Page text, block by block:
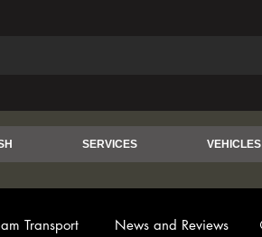
SERVICES VEHICLES
Transport News and Reviews